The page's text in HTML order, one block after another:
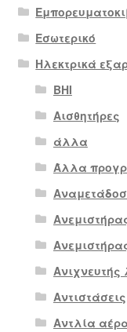
Εσωτερικό
Ηλεκτρικά
BHI
Αισθητήρες
άλλα
Άλλα
Αντιστάσεις
Αντλία